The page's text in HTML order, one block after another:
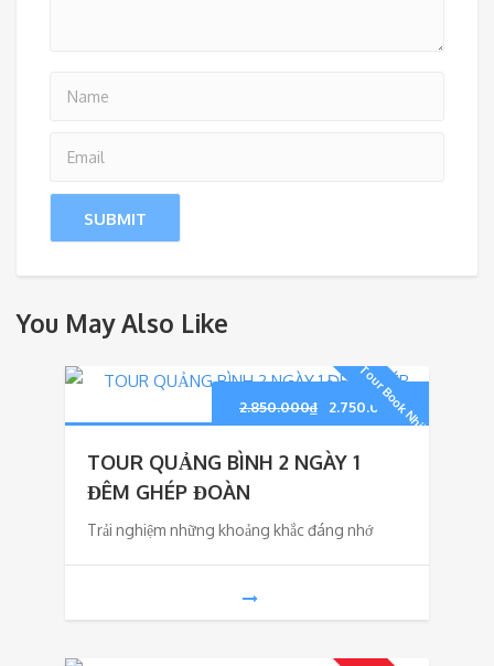
You May Also Like
Tour Book Nhiều
2.850.000₫
Giá
gốc
2.850.000₫.
2.750.000₫ Giá
TOUR QUẢNG BÌNH 2 NGÀY 1
ĐÊM GHÉP ĐOÀN
Trải nghiệm những khoảng khắc đáng nhớ